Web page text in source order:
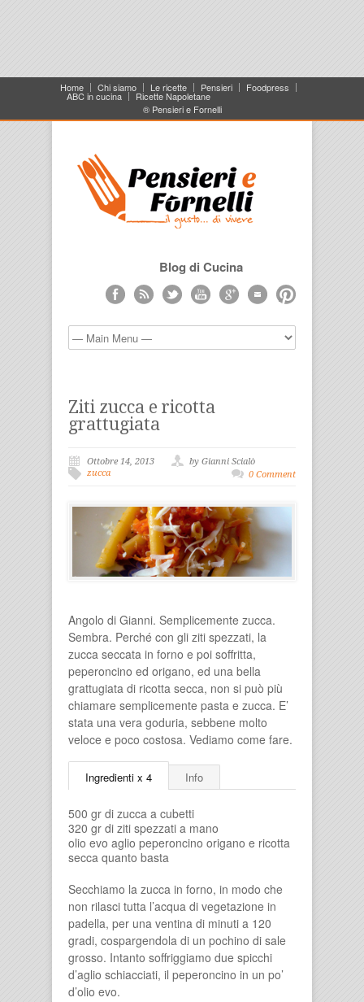
Home Chi siamo Le ricette Pensieri Foodpress
ABC in cucina
Ricette Napoletane
® Pensieri e Fornelli
Blog di Cucina
Ziti zucca e ricotta
grattugiata
Ottobre 14, 2013
by Gianni Scialò
zucca
0 Comment
Angolo di Gianni. Semplicemente zucca.
Sembra. Perché con gli ziti spezzati, la
zucca seccata in forno e poi soffritta,
peperoncino ed origano, ed una bella
grattugiata di ricotta secca, non si può più
chiamare semplicemente pasta e zucca. E’
stata una vera goduria, sebbene molto
veloce e poco costosa. Vediamo come fare.
Ingredienti x 4 Info
500 gr di zucca a cubetti
320 gr di ziti spezzati a mano
olio evo aglio peperoncino origano e ricotta
secca quanto basta
Secchiamo la zucca in forno, in modo che
non rilasci tutta l’acqua di vegetazione in
padella, per una ventina di minuti a 120
gradi, cospargendola di un pochino di sale
grosso. Intanto soffriggiamo due spicchi
d’aglio schiacciati, il peperoncino in un po’
d’olio evo.